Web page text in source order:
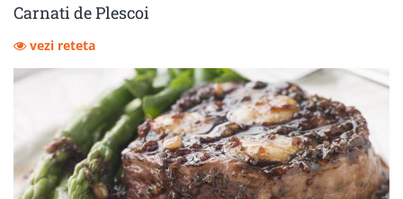
Carnati de Plescoi
vezi reteta